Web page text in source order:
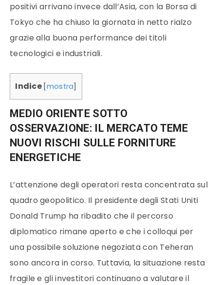
positivi arrivano invece dall’Asia, con la Borsa di
Tokyo che ha chiuso la giornata in netto rialzo
grazie alla buona performance dei titoli
tecnologici e industriali.
Indice [mostra]
MEDIO ORIENTE SOTTO
OSSERVAZIONE: IL MERCATO TEME
NUOVI RISCHI SULLE FORNITURE
ENERGETICHE
L’attenzione degli operatori resta concentrata sul
quadro geopolitico. Il presidente degli Stati Uniti
Donald Trump ha ribadito che il percorso
diplomatico rimane aperto e che i colloqui per
una possibile soluzione negoziata con Teheran
sono ancora in corso. Tuttavia, la situazione resta
fragile e gli investitori continuano a valutare il